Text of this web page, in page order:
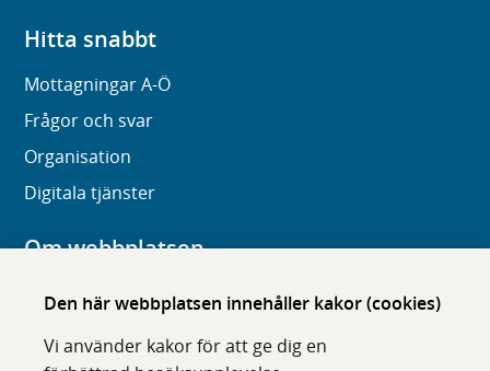
Den här webbplatsen innehåller kakor (cookies)
Vi använder kakor för att ge dig en
Hitta snabbt
Mottagningar A-Ö
Frågor och svar
Organisation
Digitala tjänster
Om webbplatsen
Om karolinska.se
Tillgänglighet